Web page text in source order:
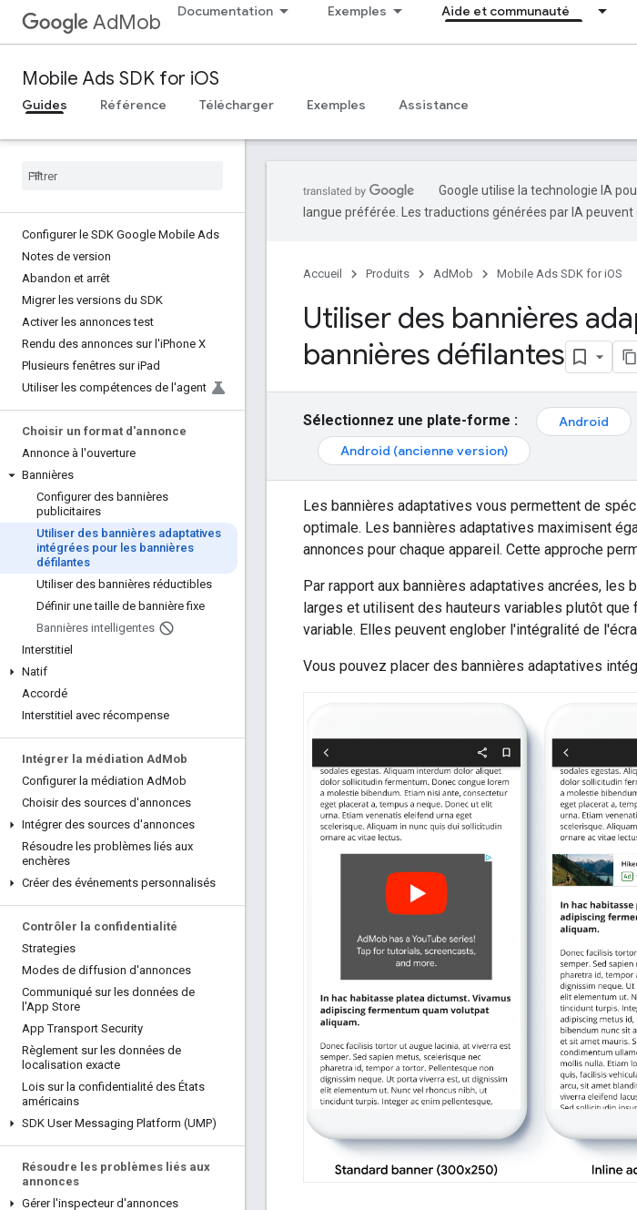
AdMob Documentation Exemples Aide et communauté
Mobile Ads SDK for iOS
Guides Référence Télécharger Exemples Assistance
Configurer le SDK Google Mobile Ads
Notes de version
Abandon et arrêt
Migrer les versions du SDK
Activer les annonces test
Rendu des annonces sur l'iPhone X
Plusieurs fenêtres sur iPad
Utiliser les compétences de l'agent
Choisir un format d'annonce
Annonce à l'ouverture
Bannières
Configurer des bannières
publicitaires
Utiliser des bannières adaptatives
intégrées pour les bannières
défilantes
Utiliser des bannières réductibles
Définir une taille de bannière fixe
Bannières intelligentes
Interstitiel
Natif
Accordé
Interstitiel avec récompense
Intégrer la médiation Ad Mob
Configurer la médiation AdMob
Choisir des sources d'annonces
Intégrer des sources d'annonces
Résoudre les problèmes liés aux
enchères
Créer des événements personnalisés
Contrôler la confidentialité
Strategies
Modes de diffusion d'annonces
Communiqué sur les données de
l'App Store
App Transport Security
Règlement sur les données de
localisation exacte
Lois sur la confidentialité des États
américains
SDK User Messaging Platform (UMP)
Résoudre les problèmes liés aux
annonces
Gérer l'inspecteur d'annonces
Google utilise la technologie IA
langue préférée. Les traductions générées par IA peuvent
Accueil Produits AdMob Mobile Ads SDK for iOS
Utiliser des bannières
bannières défilantes
Sélectionnez une plate-forme : Android
Android (ancienne version)
Les bannières adaptatives vous permettent de
optimale. Les bannières adaptatives maximisent
annonces pour chaque appareil. Cette approche
Par rapport aux bannières adaptatives ancrées,
larges et utilisent des hauteurs variables plutôt
variable. Elles peuvent englober l'intégralité de
Vous pouvez placer des bannières adaptatives